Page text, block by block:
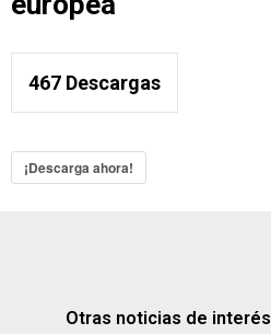
467 Descargas
¡Descarga ahora!
Otras noticias de interés